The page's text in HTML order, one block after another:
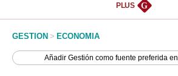
Management & Empleo
PLUS G
GESTION > ECONOMIA
AñadirGestión como fuente preferida en